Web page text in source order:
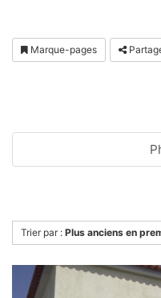
Marque-pages
Trier par :Plus anciens en